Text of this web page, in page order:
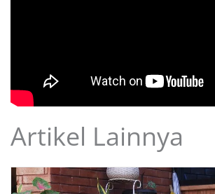
Artikel Lainnya